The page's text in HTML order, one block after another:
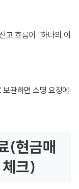
흐름이 “하나의 이
관하면 소명 요청에
(현금매
크)